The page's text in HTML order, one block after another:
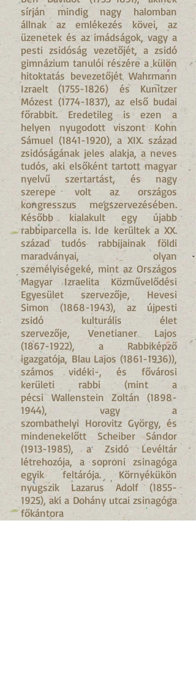
sírján mindig nagy halomban
állnak az emlékezés kövei, az
üzenetek és az imádságok, vagy a
pesti zsidóság vezetőjét, a zsidó
gimnázium tanulói részére a külön
hitoktatás bevezetőjét Wahrmann
Izraelt(1755-1826) és Kunitzer
Mózest (1774-1837), az első budai
főrabbit. Eredetileg is ezen a
helyen nyugodott viszont Kohn
Sámuel (1841-1920), a XIX. század
zsidóságának jeles alakja, a neves
tudós, aki elsőként tartott magyar
nyelvű szertartást, és nagy
szerepe volt az országos
kongresszus megszervezésében.
Később kialakult egy újabb
rabbiparcella is. Ide kerültek a XX.
század tudós rabbijainak földi
maradványai, olyan
személyiségeké, mint az Országos
Magyar Izraelita Közművelődési
Egyesület szervezője, Hevesi
Simon (1868-1943), az újpesti
zsidó kulturális élet
szervezője, Venetianer Lajos
(1867-1922), a Rabbiképző
igazgatója, Blau Lajos (1861-1936)),
számos vidéki-, és fővárosi
kerületi rabbi (mint a
pécsi Wallenstein Zoltán (1898-
1944), vagy a
szombathelyi Horovitz György, és
mindenekelőtt Scheiber Sándor
(1913-1985), a Zsidó Levéltár
létrehozója, a soproni zsinagóga
egyik feltárója. Környékükön
nyugszik Lazarus Adolf (1855-
1925), aki a Dohány utcai zsinagóga
főkántora